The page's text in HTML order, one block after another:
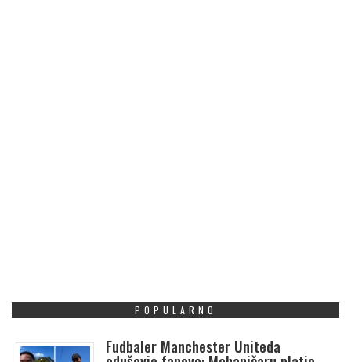
POPULARNO
Fudbaler Manchester Uniteda